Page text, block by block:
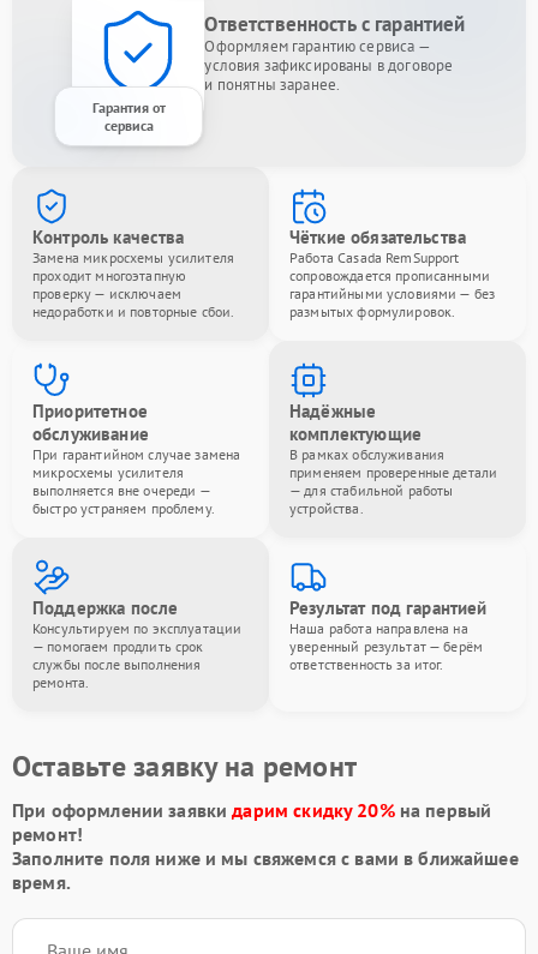
Гарантия от
сервиса
Ответственность с гарантией
Оформляем гарантию сервиса —
условия зафиксированы в договоре
и понятны заранее.
Контроль качества
Замена микросхемы усилителя
проходит многоэтапную
проверку — исключаем
недоработки и повторные сбои.
Чёткие обязательства
Работа Casada RemSupport
сопровождается прописанными
гарантийными условиями — без
размытых формулировок.
Приоритетное
обслуживание
При гарантийном случае замена
микросхемы усилителя
выполняется вне очереди —
быстро устраняем проблему.
Надёжные
комплектующие
В рамках обслуживания
применяем проверенные детали
— для стабильной работы
устройства.
Поддержка после
Консультируем по эксплуатации
— помогаем продлить срок
службы после выполнения
ремонта.
Результат под гарантией
Наша работа направлена на
уверенный результат — берём
ответственность за итог.
Оставьте заявку на ремонт
При оформлении заявкидарим скидку 20%на первый
ремонт!
Заполните поля ниже и мы свяжемся с вами в ближайшее
время.